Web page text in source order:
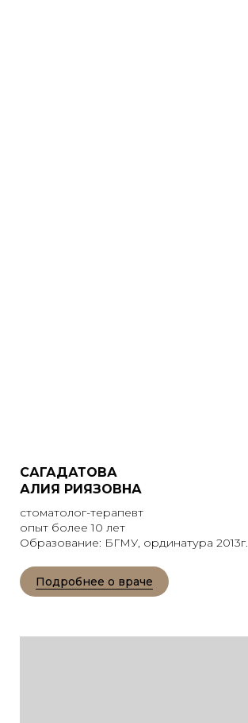
САГАДАТОВА
АЛИЯ РИЯЗОВНА
стоматолог-терапевт
опыт более 10 лет
Образование: БГМУ, ординатура 2013г.
Подробнее о враче